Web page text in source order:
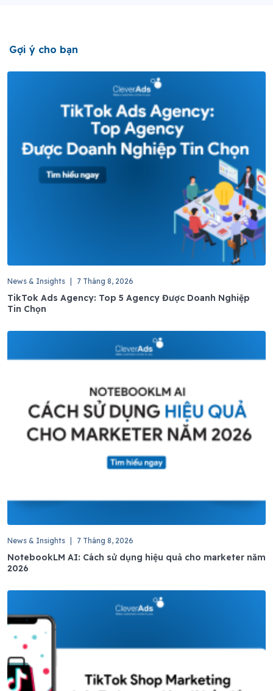
Gợi ý cho bạn
News & Insights | 7 Tháng 8, 2026
TikTok Ads Agency: Top 5 Agency Được Doanh Nghiệp
Tin Chọn
News & Insights | 7 Tháng 8, 2026
NotebookLM AI: Cách sử dụng hiệu quả cho marketer năm
2026